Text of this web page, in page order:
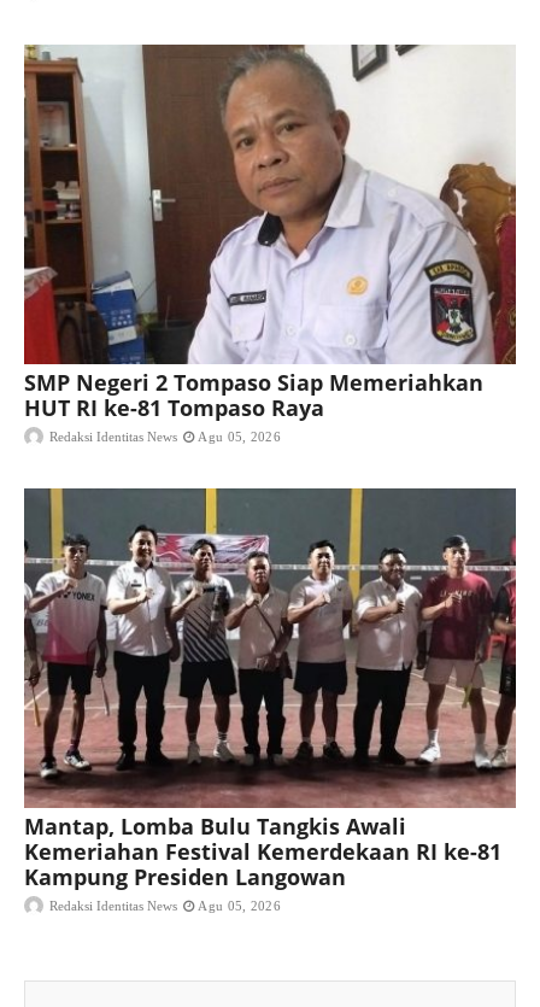
SMP Negeri 2 Tompaso Siap Memeriahkan
HUT RI ke-81 Tompaso Raya
Redaksi Identitas News Agu 05, 2026
Mantap, Lomba Bulu Tangkis Awali
Kemeriahan Festival Kemerdekaan RI ke-81
Kampung Presiden Langowan
Redaksi Identitas News Agu 05, 2026